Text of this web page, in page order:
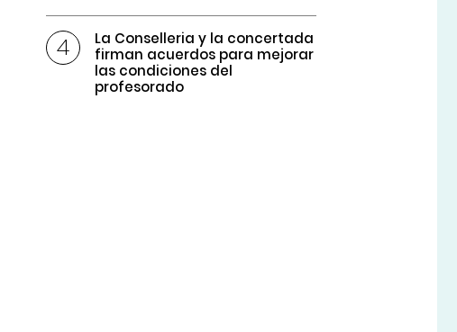
La Conselleria y la concertada
firman acuerdos para mejorar
las condiciones del
profesorado